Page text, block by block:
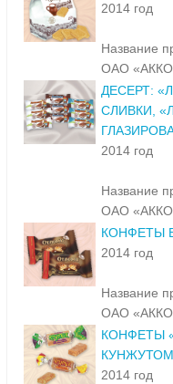
2014 год
Название
ОАО
ДЕСЕРТ:
СЛИВКИ,
2014 год
Название
ОАО
КОНФЕТЫ
2014 год
Название
ОАО
КОНФЕТЫ
КУНЖУТОМ
2014 год